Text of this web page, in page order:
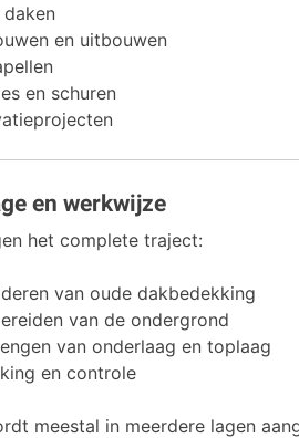
en uitbouwen
en schuren
en werkwijze
het complete traject:
van oude dakbedekking
van de ondergrond
van onderlaag en toplaag
en controle
meestal in meerdere lagen